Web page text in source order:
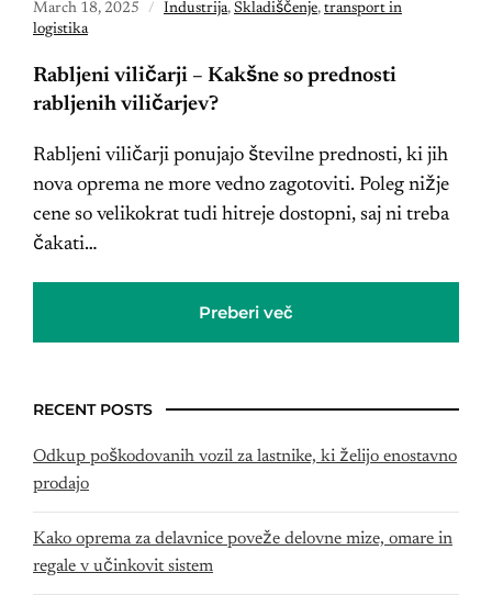
March 18, 2025 Industrija, Skladiščenje, transport in
logistika
Rabljeni viličarji – Kakšne so prednosti
rabljenih viličarjev?
Rabljeni viličarji ponujajo številne prednosti, ki jih
nova oprema ne more vedno zagotoviti. Poleg nižje
cene so velikokrat tudi hitreje dostopni, saj ni treba
čakati…
Preberi več
RECENT POSTS
Odkup poškodovanih vozil za lastnike, ki želijo enostavno
prodajo
Kako oprema za delavnice poveže delovne mize, omare in
regale v učinkovit sistem